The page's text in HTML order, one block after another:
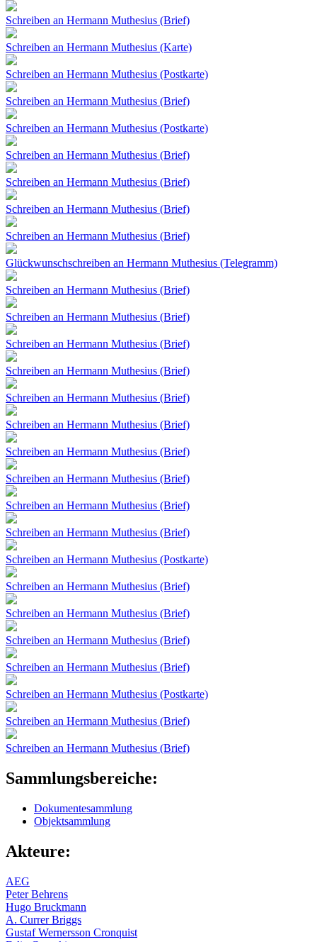
Schreiben an Hermann Muthesius (Brief)
Schreiben an Hermann Muthesius (Karte)
Schreiben an Hermann Muthesius (Postkarte)
Schreiben an Hermann Muthesius (Brief)
Schreiben an Hermann Muthesius (Postkarte)
Schreiben an Hermann Muthesius (Brief)
Schreiben an Hermann Muthesius (Brief)
Schreiben an Hermann Muthesius (Brief)
Schreiben an Hermann Muthesius (Brief)
Glückwunschschreiben an Hermann Muthesius (Telegramm)
Schreiben an Hermann Muthesius (Brief)
Schreiben an Hermann Muthesius (Brief)
Schreiben an Hermann Muthesius (Brief)
Schreiben an Hermann Muthesius (Brief)
Schreiben an Hermann Muthesius (Brief)
Schreiben an Hermann Muthesius (Brief)
Schreiben an Hermann Muthesius (Brief)
Schreiben an Hermann Muthesius (Brief)
Schreiben an Hermann Muthesius (Brief)
Schreiben an Hermann Muthesius (Brief)
Schreiben an Hermann Muthesius (Postkarte)
Schreiben an Hermann Muthesius (Brief)
Schreiben an Hermann Muthesius (Brief)
Schreiben an Hermann Muthesius (Brief)
Schreiben an Hermann Muthesius (Brief)
Schreiben an Hermann Muthesius (Postkarte)
Schreiben an Hermann Muthesius (Brief)
Schreiben an Hermann Muthesius (Brief)
Seiten
Sammlungsbereiche:
Dokumentesammlung
Objektsammlung
Akteure:
AEG
Peter Behrens
Hugo Bruckmann
A. Currer Briggs
Gustaf Wernersson Cronquist